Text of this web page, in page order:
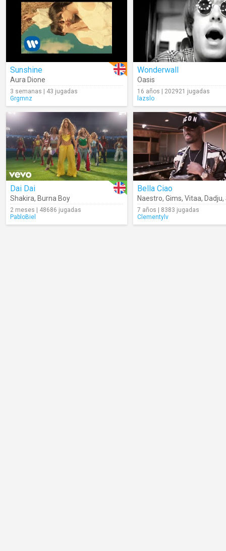
Sunshine
Aura Dione
3 semanas | 43 jugadas
Grgmnz
Wonderwall
Oasis
16 años | 202921 jugadas
lazslo
Dai Dai
Shakira, Burna Boy
2 meses | 48686 jugadas
PabloBiel
Bella Ciao
Naestro, Gims, Vitaa, Dadju,
7 años | 8383 jugadas
Clementylv